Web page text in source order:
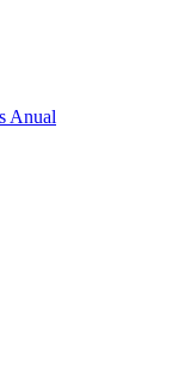
Anual